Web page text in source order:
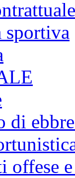
di
offese